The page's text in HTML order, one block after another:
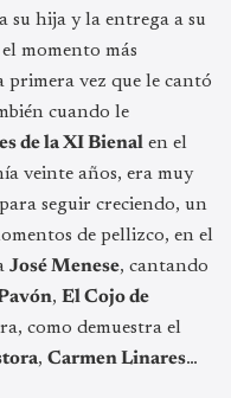
su hija y la entrega a su
momento más
vez que le cantó
cuando le
de la XI Bienal en el
veinte años, era muy
seguir creciendo, un
de pellizco, en el
José Menese, cantando
, El Cojo de
como demuestra el
, Carmen Linares…